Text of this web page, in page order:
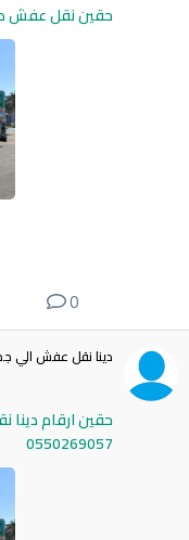
حقين نقل عفش داخل
0
دينا نقل عفش الي
حقين ارقام
0550269057